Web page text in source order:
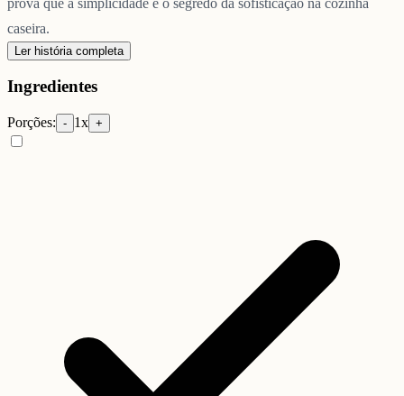
caseira.
Ler história completa
Ingredientes
Porções: - 1x +